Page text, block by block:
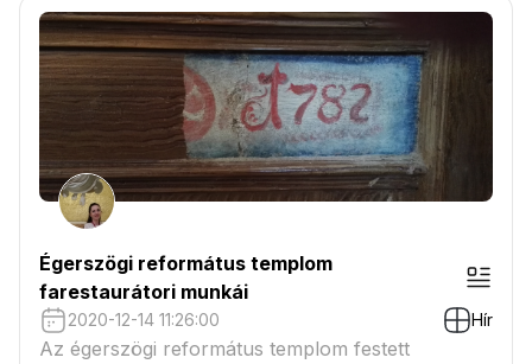
Égerszögi református templom
farestaurátori munkái
2020-12-14 11:26:00 Hír
Az égerszögi református templom festett